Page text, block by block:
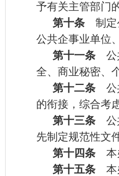
予有关主管部门
第十条制
公共企事业单位
第十一条 公
全、商业秘密、
第十二条 公
的衔接，综合考
第十三条 公
先制定规范性文
第十四条 本
第十五条 本